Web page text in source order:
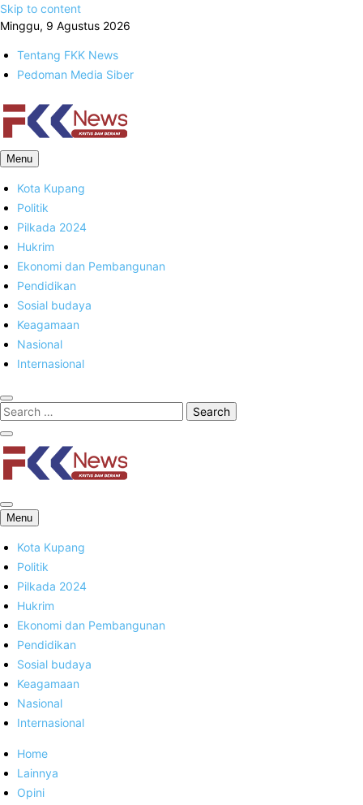
Skip to content
Minggu, 9 Agustus 2026
Tentang FKK News
Pedoman Media Siber
FKK News
Menu
Kota Kupang
Politik
Pilkada 2024
Hukrim
Ekonomi dan Pembangunan
Pendidikan
Sosial budaya
Keagamaan
Nasional
Internasional
FKK News
Menu
Kota Kupang
Politik
Pilkada 2024
Hukrim
Ekonomi dan Pembangunan
Pendidikan
Sosial budaya
Keagamaan
Nasional
Internasional
Home
Lainnya
Opini